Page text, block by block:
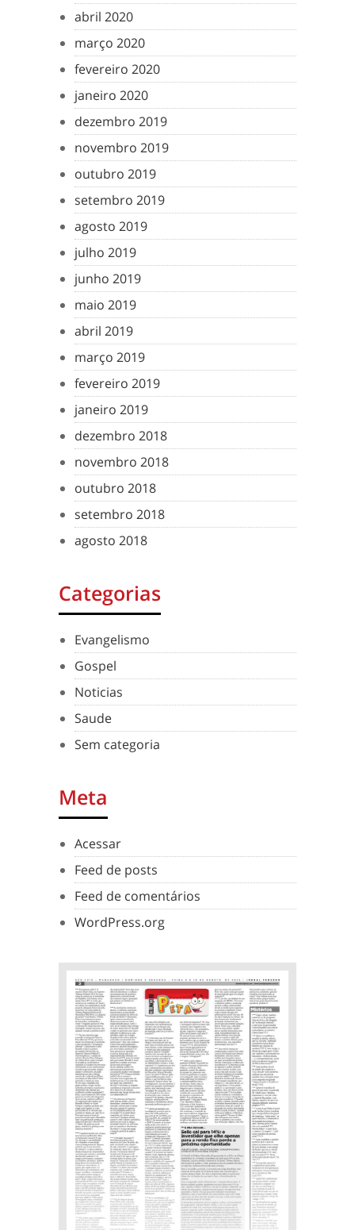
abril 2020
março 2020
fevereiro 2020
janeiro 2020
dezembro 2019
novembro 2019
outubro 2019
setembro 2019
agosto 2019
julho 2019
junho 2019
maio 2019
abril 2019
março 2019
fevereiro 2019
janeiro 2019
dezembro 2018
novembro 2018
outubro 2018
setembro 2018
agosto 2018
Categorias
Evangelismo
Gospel
Noticias
Saude
Sem categoria
Meta
Acessar
Feed de posts
Feed de comentários
WordPress.org